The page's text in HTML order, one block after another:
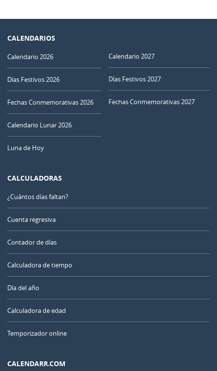
CALENDARIOS
Calendario 2026
Días Festivos 2026
Fechas Conmemorativas 2026
Calendario Lunar 2026
Luna de Hoy
Calendario 2027
Días Festivos 2027
Fechas Conmemorativas 2027
CALCULADORAS
¿Cuántos días faltan?
Cuenta regresiva
Contador de días
Calculadora de tiempo
Día del año
Calculadora de edad
Temporizador online
CALENDARR.COM